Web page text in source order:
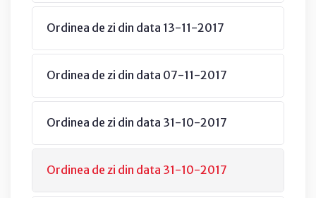
Ordinea de zi din data 13-11-2017
Ordinea de zi din data 07-11-2017
Ordinea de zi din data 31-10-2017
Ordinea de zi din data 31-10-2017